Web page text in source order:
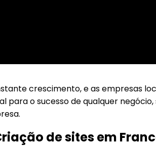
crescimento, e as empresas
para o sucesso de qualquer
de sites em